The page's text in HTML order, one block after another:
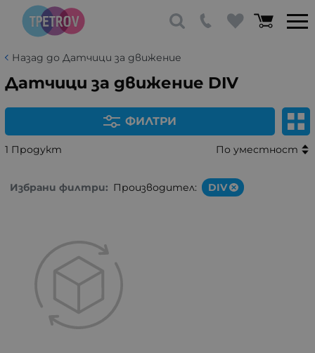
Назад до Датчици за движение
Датчици за движение DIV
ФИЛТРИ
1 Продукт По уместност
Избрани филтри: Производител: DIV